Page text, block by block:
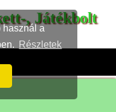
használ a
Részletek
, Játékbolt